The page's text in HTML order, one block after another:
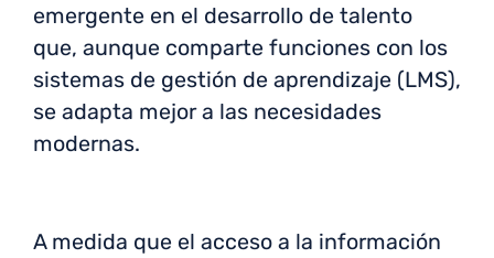
emergente en el desarrollo de talento
que, aunque comparte funciones con los
sistemas de gestión de aprendizaje (LMS),
se adapta mejor a las necesidades
modernas.
A medida que el acceso a la información